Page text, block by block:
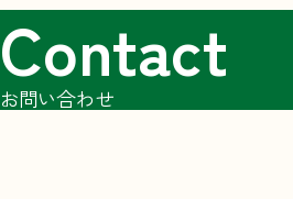
Contact
お問い合わせ